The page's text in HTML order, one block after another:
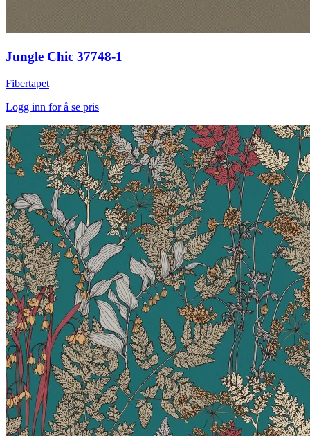
Jungle Chic 37748-1
Fibertapet
Logg inn for å se pris